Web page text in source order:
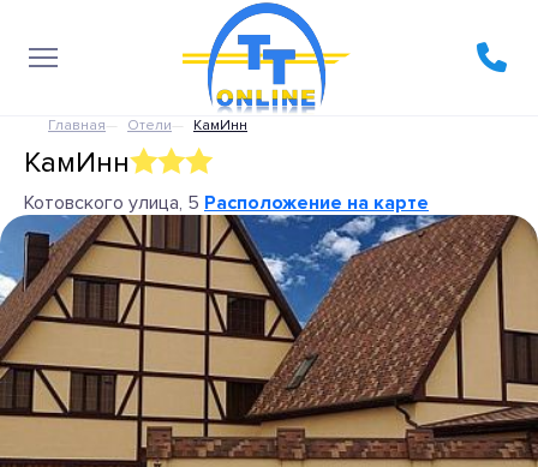
Главная Отели КамИнн
КамИнн
Котовского улица, 5 Расположение на карте